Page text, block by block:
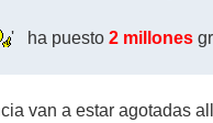
' ha puesto2 millones
van a estar agotadas